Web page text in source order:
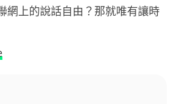
網上的說話自由？那就唯有讓時